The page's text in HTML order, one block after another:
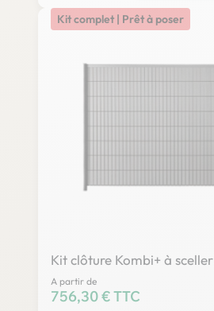
Kit complet | Prêt à poser
Kit clôture Kombi+ à sceller
A partir de
Prix
756,30 € TTC